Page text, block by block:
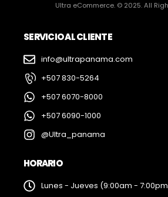
Ultra eCommerce. © 2025. All
SERVICIO AL CLIENTE
info@ultrapanama.com
+507 830-5264
+507 6070-8000
+507 6090-1000
@Ultra_panama
HORARIO
Lunes - Jueves (9:00am -